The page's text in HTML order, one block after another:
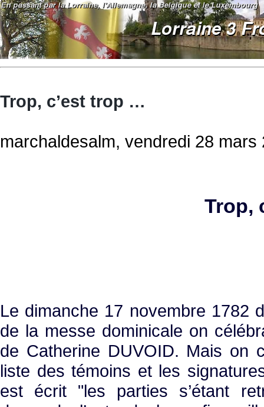
Trop, c’est trop …
marchaldesalm, vendredi 28 mars
Trop,
Le dimanche 17 novembre 1782
de la messe dominicale on
de Catherine DUVOID. Mais on
liste des témoins et les
est écrit "les parties s’étant